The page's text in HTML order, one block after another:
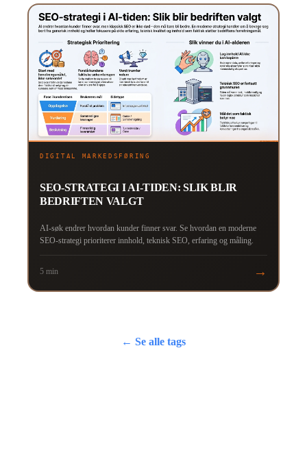
DIGITAL MARKEDSFØRING
SEO-STRATEGI I AI-TIDEN: SLIK BLIR
BEDRIFTEN VALGT
AI-søk endrer hvordan kunder finner svar. Se hvordan en moderne
SEO-strategi prioriterer innhold, teknisk SEO, erfaring og måling.
5 min →
← Se alle tags